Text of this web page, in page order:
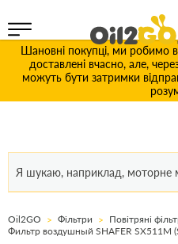
Шановні покупці, ми робимо
доставлені вчасно, але,
можуть бути затримки
Oil2GO Фільтри
Повітряні